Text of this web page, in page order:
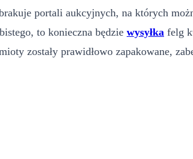
portali aukcyjnych, na których
to konieczna będzie wysyłka felg
zostały prawidłowo zapakowane,